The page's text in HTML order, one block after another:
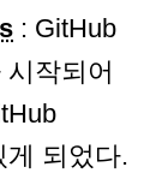
: GitHub
작되어
게 되었다.